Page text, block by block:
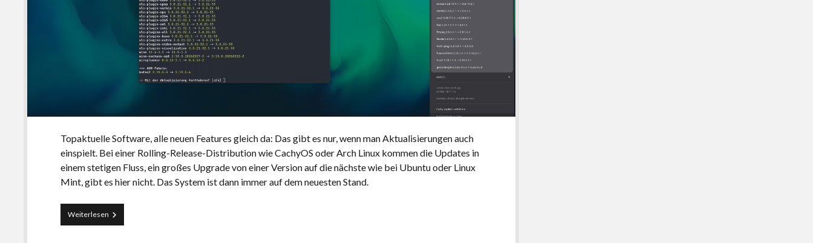
Topaktuelle Software, alle neuen Features gleich da: Das gibt es nur, wenn man Aktualisierungen auch
einspielt. Bei einer Rolling-Release-Distribution wie CachyOS oder Arch Linux kommen die Updates in
einem stetigen Fluss, ein großes Upgrade von einer Version auf die nächste wie bei Ubuntu oder Linux
Mint, gibt es hier nicht. Das System ist dann immer auf dem neuesten Stand.
Weiterlesen CachyOS:
Regelmäßig